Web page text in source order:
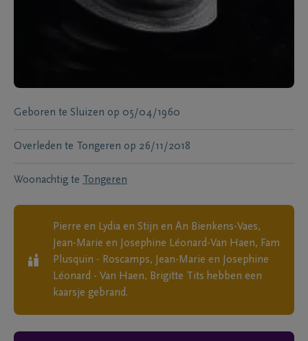
Geboren te Sluizen op 05/04/1960
Overleden te Tongeren op 26/11/2018
Woonachtig te Tongeren
Pierre en Lydia en Stijn en An Bienkens-Vaes,
Jean-Marie en Josephine Léonard-Van Haen, Fam
Plusquin - Roscamps, Jean-Marie en Josephine
Léonard - Van Haen, Brigitte Tits hebben een
kaarsje gebrand.